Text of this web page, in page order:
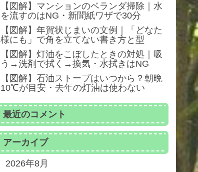
【図解】マンションのベランダ掃除｜水
を流すのはNG・新聞紙ワザで30分
【図解】年賀状じまいの文例｜「どなた
様にも」で角を立てない書き方と型
【図解】灯油をこぼしたときの対処｜吸
う→洗剤で拭く→換気・水拭きはNG
【図解】石油ストーブはいつから？朝晩
10℃が目安・去年の灯油は使わない
最近のコメント
アーカイブ
2026年8月